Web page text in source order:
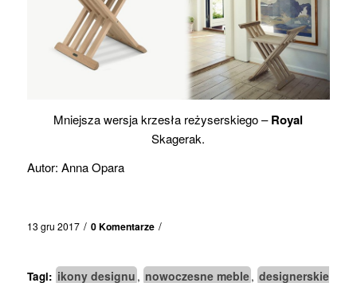
Mniejsza wersja krzesła reżyserskiego –Royal
Skagerak.
Autor: Anna Opara
13 gru 2017 / 0 Komentarze /
Tagi: ikony designu , nowoczesne meble, designerskie